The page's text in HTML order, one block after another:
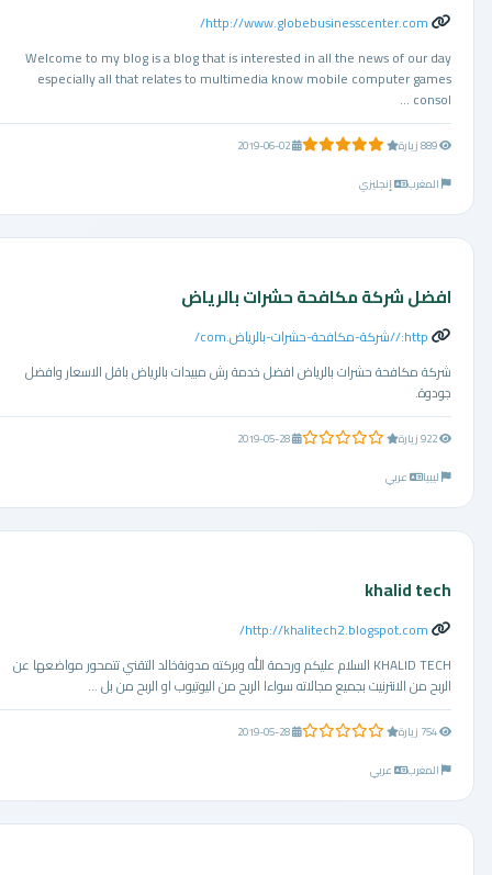
http://www.globebusinesscenter.com/
Welcome to my blog is a blog that is interested in all the news of our day
especially all that relates to multimedia know mobile computer games
consol ...
5.0 من 5 نجوم
2019-06-02
المغرب
إنجليزي
افضل شركة مكافحة حشرات بالرياض
http://شركة-مكافحة-حشرات-بالرياض.com/
شركة مكافحة حشرات بالرياض افضل خدمة رش مبيدات بالرياض باقل الاسعار وافضل
جودوة.
0.0 من 5 نجوم
2019-05-28
ليبيا
عربي
khalid tech
http://khalitech2.blogspot.com/
KHALID TECH السلام عليكم ورحمة الله وبركته مدونةخالد التقني تتمحور مواضعها عن
الربح من الانترنيت بجميع مجالاته سواءا الربح من اليوتيوب او الربح من بل ...
0.0 من 5 نجوم
2019-05-28
المغرب
عربي